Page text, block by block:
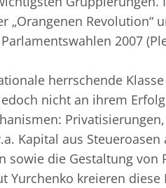
„Orangenen Revolution“
2007
herrschende
nicht an ihrem
Kapital aus Steueroasen
sowie die Gestaltung von
Yurchenko kreieren diese